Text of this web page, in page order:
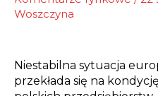
Woszczyna
Niestabilna sytuacja
przekłada się na